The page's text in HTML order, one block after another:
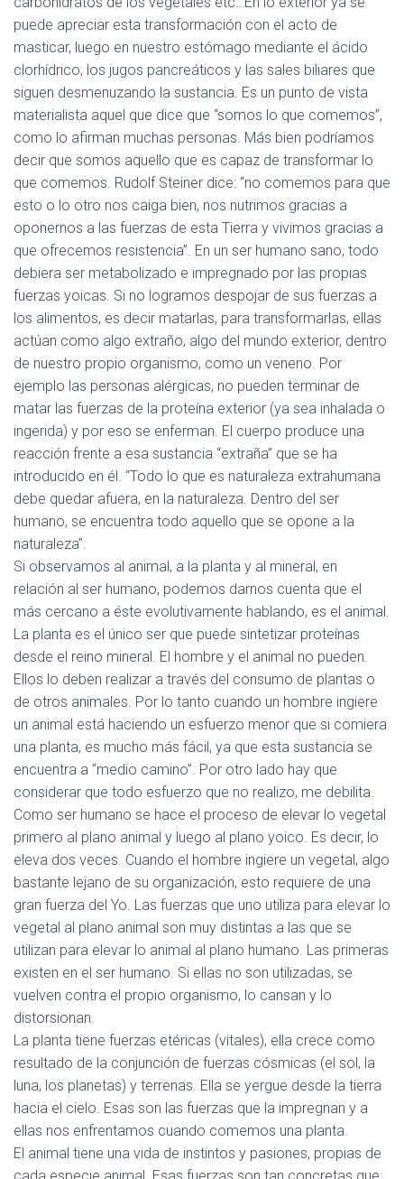
puede apreciar esta transformación con el acto de
masticar, luego en nuestro estómago mediante el ácido
clorhídrico, los jugos pancreáticos y las sales biliares que
siguen desmenuzando la sustancia. Es un punto de vista
materialista aquel que dice que “somos lo que comemos”,
como lo afirman muchas personas. Más bien podríamos
decir que somos aquello que es capaz de transformar lo
que comemos. Rudolf Steiner dice: “no comemos para que
esto o lo otro nos caiga bien, nos nutrimos gracias a
oponernos a las fuerzas de esta Tierra y vivimos gracias a
que ofrecemos resistencia”. En un ser humano sano, todo
debiera ser metabolizado e impregnado por las propias
fuerzas yoicas. Si no logramos despojar de sus fuerzas a
los alimentos, es decir matarlas, para transformarlas, ellas
actúan como algo extraño, algo del mundo exterior, dentro
de nuestro propio organismo, como un veneno. Por
ejemplo las personas alérgicas, no pueden terminar de
matar las fuerzas de la proteína exterior (ya sea inhalada o
ingerida) y por eso se enferman. El cuerpo produce una
reacción frente a esa sustancia “extraña” que se ha
introducido en él. “Todo lo que es naturaleza extrahumana
debe quedar afuera, en la naturaleza. Dentro del ser
humano, se encuentra todo aquello que se opone a la
naturaleza”.
Si observamos al animal, a la planta y al mineral, en
relación al ser humano, podemos darnos cuenta que el
más cercano a éste evolutivamente hablando, es el animal.
La planta es el único ser que puede sintetizar proteínas
desde el reino mineral. El hombre y el animal no pueden.
Ellos lo deben realizar a través del consumo de plantas o
de otros animales. Por lo tanto cuando un hombre ingiere
un animal está haciendo un esfuerzo menor que si comiera
una planta, es mucho más fácil, ya que esta sustancia se
encuentra a “medio camino”. Por otro lado hay que
considerar que todo esfuerzo que no realizo, me debilita.
Como ser humano se hace el proceso de elevar lo vegetal
primero al plano animal y luego al plano yoico. Es decir, lo
eleva dos veces. Cuando el hombre ingiere un vegetal, algo
bastante lejano de su organización, esto requiere de una
gran fuerza del Yo. Las fuerzas que uno utiliza para elevar lo
vegetal al plano animal son muy distintas a las que se
utilizan para elevar lo animal al plano humano. Las primeras
existen en el ser humano. Si ellas no son utilizadas, se
vuelven contra el propio organismo, lo cansan y lo
distorsionan.
La planta tiene fuerzas etéricas (vitales), ella crece como
resultado de la conjunción de fuerzas cósmicas (el sol, la
luna, los planetas) y terrenas. Ella se yergue desde la tierra
hacia el cielo. Esas son las fuerzas que la impregnan y a
ellas nos enfrentamos cuando comemos una planta.
El animal tiene una vida de instintos y pasiones, propias de